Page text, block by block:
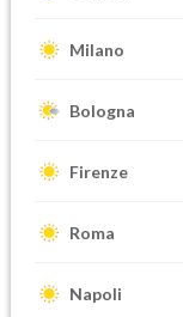
Milano
Bologna
Firenze
Roma
Napoli